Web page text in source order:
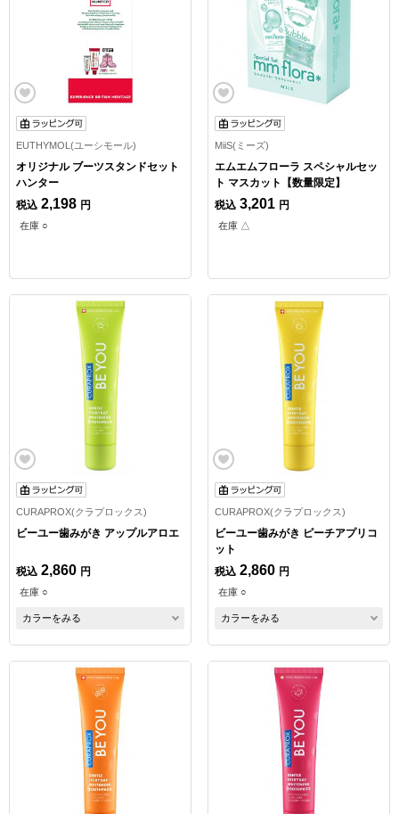
EUTHYMOL(ユーシモール)
オリジナル ブーツスタンドセット
ハンター
税込 2,198 円
在庫 ○
MiiS(ミーズ)
エムエムフローラ スペシャルセッ
ト マスカット【数量限定】
税込 3,201 円
在庫 △
CURAPROX(クラプロックス)
ビーユー歯みがき アップルアロエ
税込 2,860 円
在庫 ○
カラーをみる
CURAPROX(クラプロックス)
ビーユー歯みがき ピーチアプリコ
ット
税込 2,860 円
在庫 ○
カラーをみる